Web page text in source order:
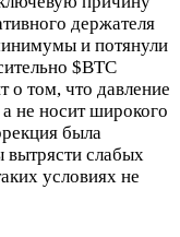
держателя
и потянули
$BTC
о том, что давление
не носит широкого
была
вытрясти слабых
условиях не